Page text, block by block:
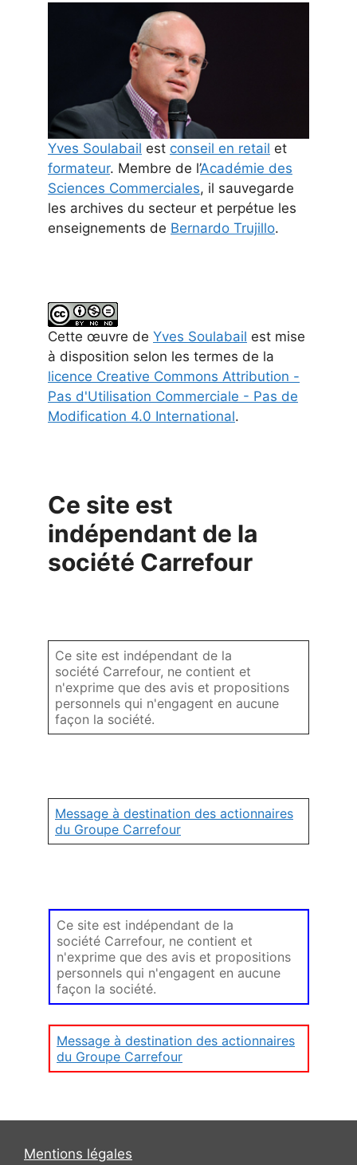
Yves Soulabail est conseil en retail et
formateur. Membre de l’Académie des
Sciences Commerciales, il sauvegarde
les archives du secteur et perpétue les
enseignements de Bernardo Trujillo.
Cette œuvre de Yves Soulabail est mise
à disposition selon les termes de la
licence Creative Commons Attribution -
Pas d'Utilisation Commerciale - Pas de
Modification 4.0 International.
Ce site est
indépendant de la
société Carrefour
Ce site est indépendant de la
société Carrefour, ne contient et
n'exprime que des avis et propositions
personnels qui n'engagent en aucune
façon la société.
Message à destination des actionnaires
du Groupe Carrefour
Ce site est indépendant de la
société Carrefour, ne contient et
n'exprime que des avis et propositions
personnels qui n'engagent en aucune
façon la société.
Message à destination des actionnaires
du Groupe Carrefour
Mentions légales